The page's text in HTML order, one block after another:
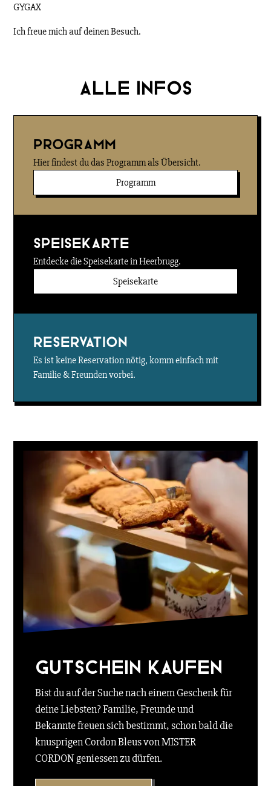
GYGAX
Ich freue mich auf deinen Besuch.
Alle Infos
Programm
Hier findest du das Programm als Übersicht.
Programm
Speisekarte
Entdecke die Speisekarte in Heerbrugg.
Speisekarte
Reservation
Es ist keine Reservation nötig, komm einfach mit
Familie & Freunden vorbei.
Gutschein kaufen
Bist du auf der Suche nach einem Geschenk für
deine Liebsten? Familie, Freunde und
Bekannte freuen sich bestimmt, schon bald die
knusprigen Cordon Bleus von MISTER
CORDON geniessen zu dürfen.